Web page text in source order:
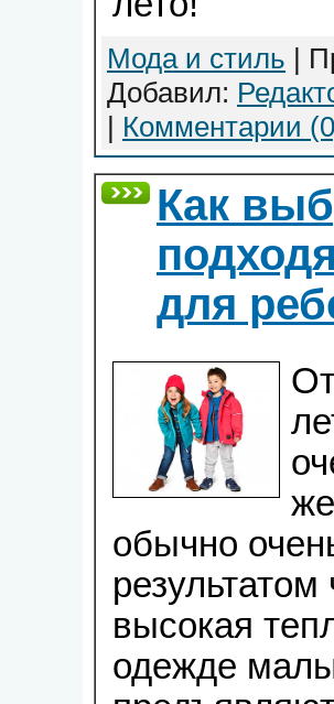
Мода и стиль |
Добавил:
| Комментарии
Как
для
обычно
результатом
высокая
одежде